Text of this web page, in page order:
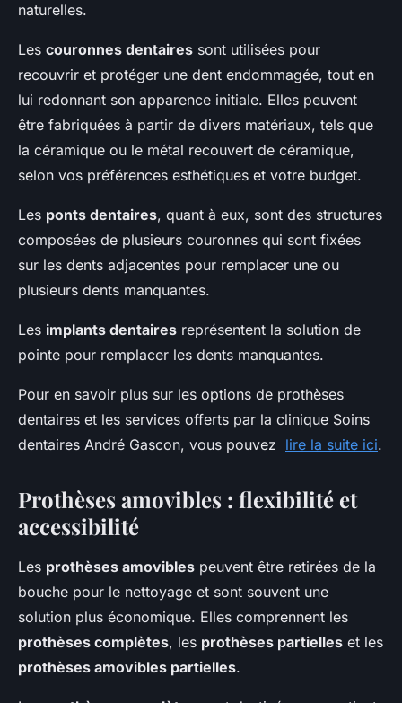
naturelles.
Les couronnes dentaires sont utilisées pour
recouvrir et protéger une dent endommagée, tout en
lui redonnant son apparence initiale. Elles peuvent
être fabriquées à partir de divers matériaux, tels que
la céramique ou le métal recouvert de céramique,
selon vos préférences esthétiques et votre budget.
Les ponts dentaires, quant à eux, sont des structures
composées de plusieurs couronnes qui sont fixées
sur les dents adjacentes pour remplacer une ou
plusieurs dents manquantes.
Les implants dentaires représentent la solution de
pointe pour remplacer les dents manquantes.
Pour en savoir plus sur les options de prothèses
dentaires et les services offerts par la clinique Soins
dentaires André Gascon, vous pouvez lire la suite ici.
Prothèses amovibles : flexibilité et
accessibilité
Les prothèses amovibles peuvent être retirées de la
bouche pour le nettoyage et sont souvent une
solution plus économique. Elles comprennent les
prothèses complètes, les prothèses partielles et les
prothèses amovibles partielles.